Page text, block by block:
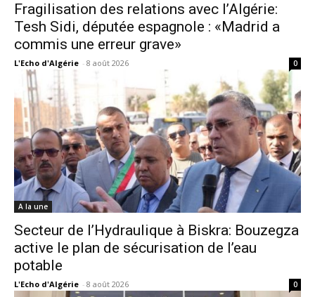
Fragilisation des relations avec l’Algérie:
Tesh Sidi, députée espagnole : «Madrid a
commis une erreur grave»
L'Echo d'Algérie - 8 août 2026 0
A la une
Secteur de l’Hydraulique à Biskra: Bouzegza
active le plan de sécurisation de l’eau
potable
L'Echo d'Algérie - 8 août 2026 0